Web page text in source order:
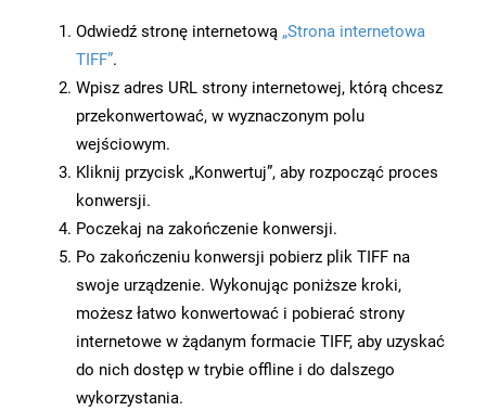
Odwiedź stronę internetową „Strona internetowa
TIFF”.
Wpisz adres URL strony internetowej, którą chcesz
przekonwertować, w wyznaczonym polu
wejściowym.
Kliknij przycisk „Konwertuj”, aby rozpocząć proces
konwersji.
Poczekaj na zakończenie konwersji.
Po zakończeniu konwersji pobierz plik TIFF na
swoje urządzenie. Wykonując poniższe kroki,
możesz łatwo konwertować i pobierać strony
internetowe w żądanym formacie TIFF, aby uzyskać
do nich dostęp w trybie offline i do dalszego
wykorzystania.